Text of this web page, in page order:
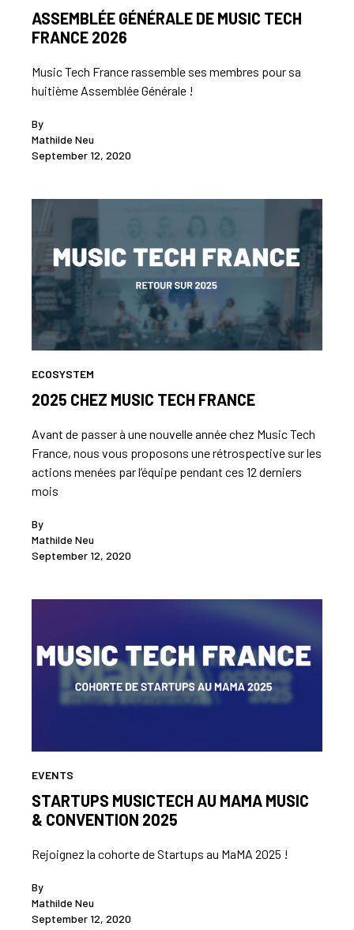
ASSEMBLÉE GÉNÉRALE DE MUSIC TECH
FRANCE 2026
Music Tech France rassemble ses membres pour sa
huitième Assemblée Générale !
By
Mathilde Neu
September 12, 2020
ECOSYSTEM
2025 CHEZ MUSIC TECH FRANCE
Avant de passer à une nouvelle année chez Music Tech
France, nous vous proposons une rétrospective sur les
actions menées par l’équipe pendant ces 12 derniers
mois
By
Mathilde Neu
September 12, 2020
EVENTS
STARTUPS MUSICTECH AU MAMA MUSIC
& CONVENTION 2025
Rejoignez la cohorte de Startups au MaMA 2025 !
By
Mathilde Neu
September 12, 2020